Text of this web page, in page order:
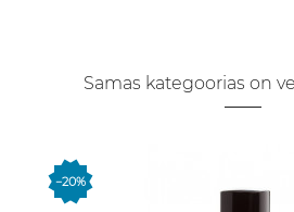
Samas kategoorias on
−20%